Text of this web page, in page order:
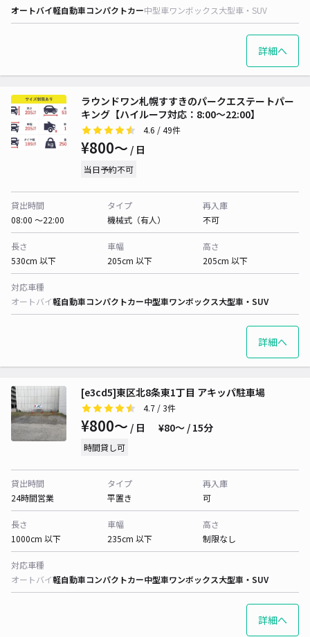
オートバイ軽自動車コンパクトカー中型車ワンボックス大型車・SUV
詳細へ
ラウンドワン札幌すすきのパークエステートパー
キング【ハイルーフ対応：8:00〜22:00】
4.6 / 49件
¥800〜 / 日
当日予約不可
貸出時間
08:00 〜22:00
タイプ
機械式（有人）
再入庫
不可
長さ
530cm 以下
車幅
205cm 以下
高さ
205cm 以下
対応車種
オートバイ軽自動車コンパクトカー中型車ワンボックス大型車・SUV
詳細へ
[e3cd5]東区北8条東1丁目 アキッパ駐車場
4.7 / 3件
¥800〜 / 日 ¥80〜 / 15分
時間貸し可
貸出時間
24時間営業
タイプ
平置き
再入庫
可
長さ
1000cm 以下
車幅
235cm 以下
高さ
制限なし
対応車種
オートバイ軽自動車コンパクトカー中型車ワンボックス大型車・SUV
詳細へ